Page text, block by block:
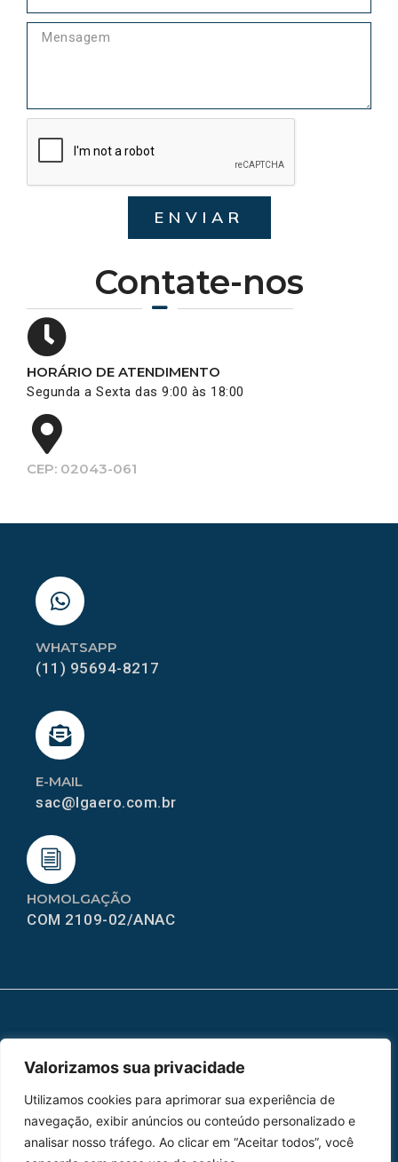
Valorizamos sua privacidade
Utilizamos cookies para aprimorar sua experiência de
navegação, exibir anúncios ou conteúdo personalizado e
analisar nosso tráfego. Ao clicar em “Aceitar todos”, você
Contate-nos
HORÁRIO DE ATENDIMENTO
Segunda a Sexta das 9:00 às 18:00
CEP: 02043-061
ENVIAR
HOMOLGAÇÃO
COM 2109-02/ANAC
E-MAIL
sac@lgaero.com.br
WHATSAPP
(11) 95694-8217
MAPA DO SITE
Home
Catálogo de Aplicações